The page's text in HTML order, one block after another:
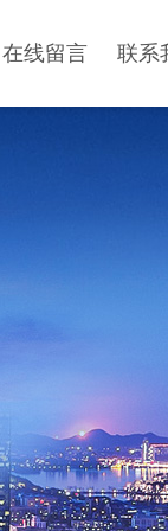
在线留言 联系